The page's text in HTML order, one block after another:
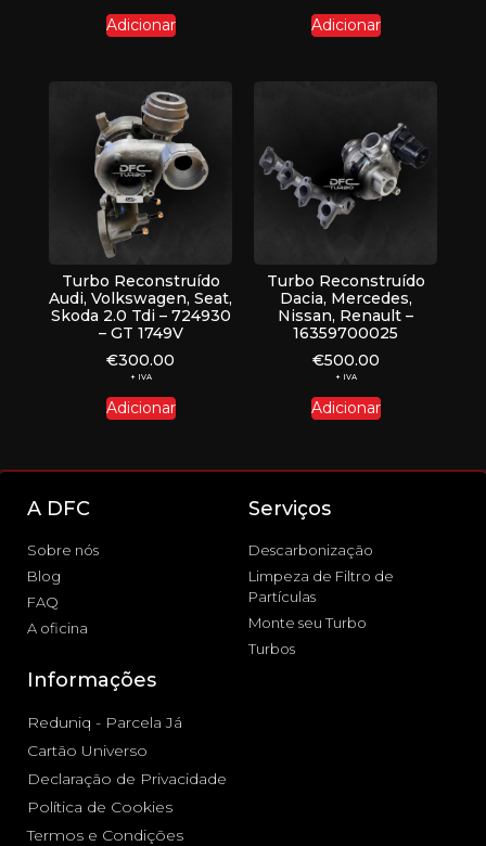
Adicionar Adicionar
Turbo Reconstruído
Audi, Volkswagen, Seat,
Skoda 2.0 Tdi – 724930
– GT 1749V
€300.00
+ IVA
Adicionar
Turbo Reconstruído
Dacia, Mercedes,
Nissan, Renault –
16359700025
€500.00
+ IVA
Adicionar
A DFC
Sobre nós
Blog
FAQ
A oficina
Serviços
Descarbonização
Limpeza de Filtro de
Partículas
Monte seu Turbo
Turbos
Informações
Reduniq - Parcela Já
Cartão Universo
Declaração de Privacidade
Política de Cookies
Termos e Condições